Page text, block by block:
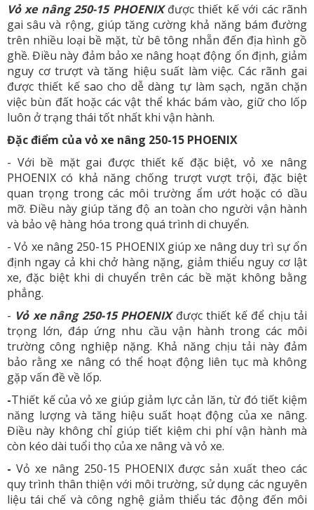
Vỏ xe nâng 250-15 PHOENIXđược thiết kế với các rãnh
gai sâu và rộng, giúp tăng cường khả năng bám đường
trên nhiều loại bề mặt, từ bê tông nhẵn đến địa hình gồ
ghề. Điều này đảm bảo xe nâng hoạt động ổn định, giảm
nguy cơ trượt và tăng hiệu suất làm việc. Các rãnh gai
được thiết kế sao cho dễ dàng tự làm sạch, ngăn chặn
việc bùn đất hoặc các vật thể khác bám vào, giữ cho lốp
luôn ở trạng thái tốt nhất khi vận hành.
Đặc điểm của vỏ xe nâng 250-15 PHOENIX
- Với bề mặt gai được thiết kế đặc biệt, vỏ xe nâng
PHOENIX có khả năng chống trượt vượt trội, đặc biệt
quan trọng trong các môi trường ẩm ướt hoặc có dầu
mỡ. Điều này giúp tăng độ an toàn cho người vận hành
và bảo vệ hàng hóa trong quá trình di chuyển.
- Vỏ xe nâng 250-15 PHOENIX giúp xe nâng duy trì sự ổn
định ngay cả khi chở hàng nặng, giảm thiểu nguy cơ lật
xe, đặc biệt khi di chuyển trên các bề mặt không bằng
phẳng.
- Vỏ xe nâng 250-15 PHOENIXđược thiết kế để chịu tải
trọng lớn, đáp ứng nhu cầu vận hành trong các môi
trường công nghiệp nặng. Khả năng chịu tải này đảm
bảo rằng xe nâng có thể hoạt động liên tục mà không
gặp vấn đề về lốp.
-Thiết kế của vỏ xe giúp giảm lực cản lăn, từ đó tiết kiệm
năng lượng và tăng hiệu suất hoạt động của xe nâng.
Điều này không chỉ giúp tiết kiệm chi phí vận hành mà
còn kéo dài tuổi thọ của xe nâng và vỏ xe.
- Vỏ xe nâng 250-15 PHOENIX được sản xuất theo các
quy trình thân thiện với môi trường, sử dụng các nguyên
liệu tái chế và công nghệ giảm thiểu tác động đến môi